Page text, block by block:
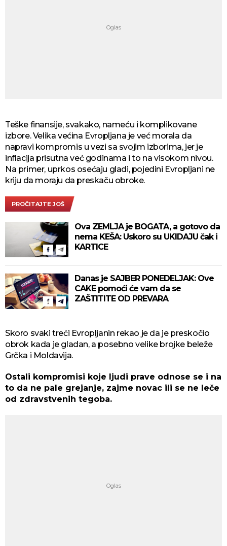
Teške finansije, svakako, nameću i komplikovane
izbore. Velika većina Evropljana je već morala da
napravi kompromis u vezi sa svojim izborima, jer je
inflacija prisutna već godinama i to na visokom nivou.
Na primer, uprkos osećaju gladi, pojedini Evropljani ne
kriju da moraju da preskaču obroke.
PROČITAJTE JOŠ
Ova ZEMLJA je BOGATA, a gotovo da
nema KEŠA: Uskoro su UKIDAJU čak i
KARTICE
Danas je SAJBER PONEDELJAK: Ove
CAKE pomoći će vam da se
ZAŠTITITE OD PREVARA
Skoro svaki treći Evropljanin rekao je da je preskočio
obrok kada je gladan, a posebno velike brojke beleže
Grčka i Moldavija.
Ostali kompromisi koje ljudi prave odnose se i na
to da ne pale grejanje, zajme novac ili se ne leče
od zdravstvenih tegoba.